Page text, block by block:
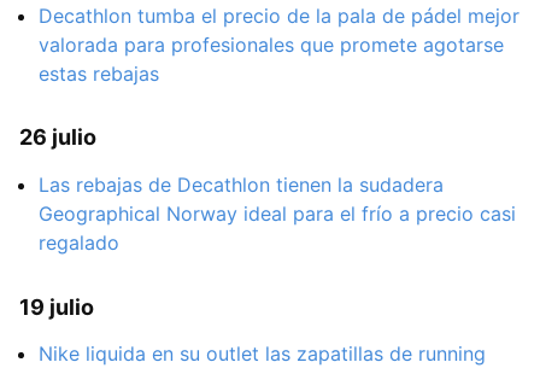
Decathlon tumba el precio de la pala de pádel mejor
valorada para profesionales que promete agotarse
estas rebajas
26 julio
Las rebajas de Decathlon tienen la sudadera
Geographical Norway ideal para el frío a precio casi
regalado
19 julio
Nike liquida en su outlet las zapatillas de running